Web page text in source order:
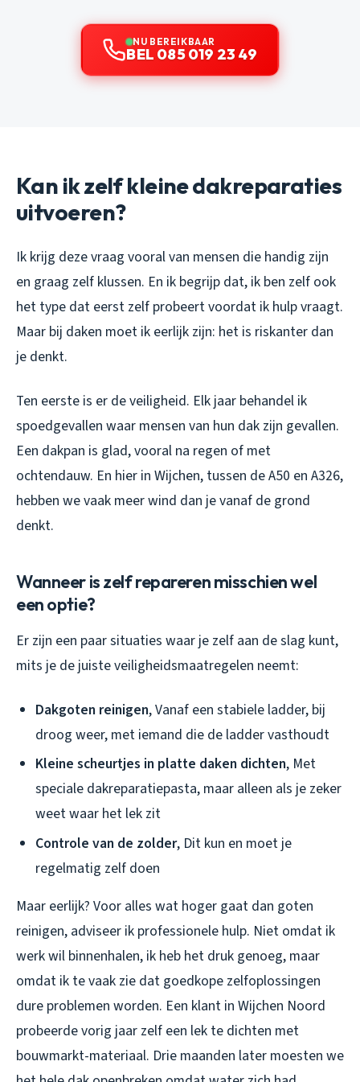
NU BEREIKBAAR
BEL 085 019 23 49
Kan ik zelf kleine dakreparaties
uitvoeren?
Ik krijg deze vraag vooral van mensen die handig zijn
en graag zelf klussen. En ik begrijp dat, ik ben zelf ook
het type dat eerst zelf probeert voordat ik hulp vraagt.
Maar bij daken moet ik eerlijk zijn: het is riskanter dan
je denkt.
Ten eerste is er de veiligheid. Elk jaar behandel ik
spoedgevallen waar mensen van hun dak zijn gevallen.
Een dakpan is glad, vooral na regen of met
ochtendauw. En hier in Wijchen, tussen de A50 en A326,
hebben we vaak meer wind dan je vanaf de grond
denkt.
Wanneer is zelf repareren misschien wel
een optie?
Er zijn een paar situaties waar je zelf aan de slag kunt,
mits je de juiste veiligheidsmaatregelen neemt:
Dakgoten reinigen, Vanaf een stabiele ladder, bij
droog weer, met iemand die de ladder vasthoudt
Kleine scheurtjes in platte daken dichten, Met
speciale dakreparatiepasta, maar alleen als je zeker
weet waar het lek zit
Controle van de zolder, Dit kun en moet je
regelmatig zelf doen
Maar eerlijk? Voor alles wat hoger gaat dan goten
reinigen, adviseer ik professionele hulp. Niet omdat ik
werk wil binnenhalen, ik heb het druk genoeg, maar
omdat ik te vaak zie dat goedkope zelfoplossingen
dure problemen worden. Een klant in Wijchen Noord
probeerde vorig jaar zelf een lek te dichten met
bouwmarkt-materiaal. Drie maanden later moesten we